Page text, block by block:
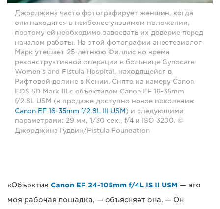
Джорджина часто фотографирует женщин, когда
они находятся в наиболее уязвимом положении,
поэтому ей необходимо завоевать их доверие перед
началом работы. На этой фотографии анестезиолог
Марк утешает 25-летнюю Филлис во время
реконструктивной операции в больнице Gynocare
Women's and Fistula Hospital, находящейся в
Рифтовой долине в Кении. Снято на камеру Canon
EOS 5D Mark III с объективом Canon EF 16-35mm
f/2.8L USM (в продаже доступно новое поколение:
Canon EF 16-35mm f/2.8L III USM ) и следующими
параметрами: 29 мм, 1/30 сек., f/4 и ISO 3200. ©
Джорджина Гудвин/Fistula Foundation
«Объектив Canon EF 24-105mm f/4L IS II USM — это
моя рабочая лошадка, — объясняет она. — Он